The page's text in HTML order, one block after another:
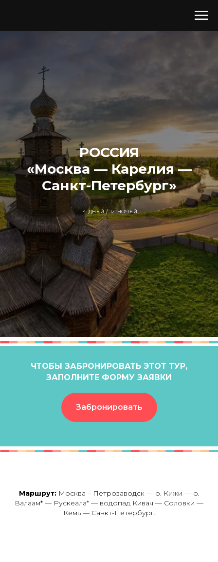
РОССИЯ
«Москва — Карелия —
Санкт-Петербург»
14 ДНЕЙ / 12 НОЧЕЙ
ЧТОБЫ ЗАБРОНИРОВАТЬ ЭТОТ ТУР,
ЗАПОЛНИТЕ ФОРМУ ЗАЯВКИ
Забронировать
Маршрут:Москва – Петрозаводск — о. Кижи — о.
Валаам* — Рускеала* — водопад Кивач — Соловки —
Кемь — Санкт-Петербург.